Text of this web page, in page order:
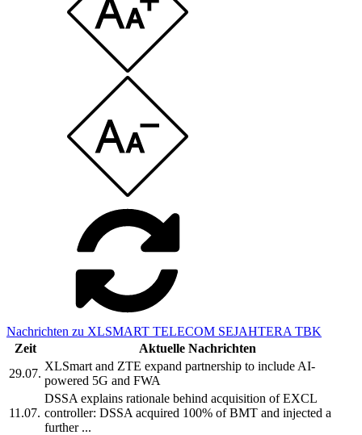
Nachrichten zu XLSMART TELECOM SEJAHTERA TBK
Zeit
Aktuelle Nachrichten
29.07.
XLSmart and ZTE expand partnership to include AI-
powered 5G and FWA
11.07.
DSSA explains rationale behind acquisition of EXCL
controller: DSSA acquired 100% of BMT and injected a
further ...